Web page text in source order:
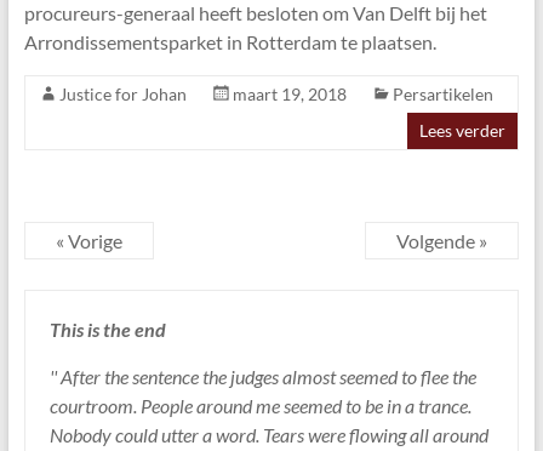
procureurs-generaal heeft besloten om Van Delft bij het
Arrondissementsparket in Rotterdam te plaatsen.
Justice for Johan maart 19, 2018
Persartikelen
Lees verder
« Vorige Volgende »
This is the end
'' After the sentence the judges almost seemed to flee the
courtroom. People around me seemed to be in a trance.
Nobody could utter a word. Tears were flowing all around